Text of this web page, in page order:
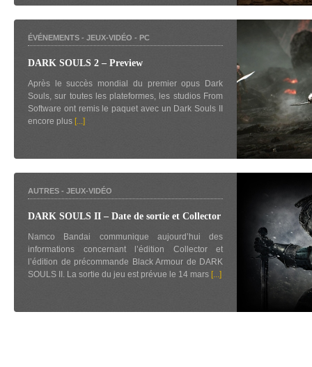
ÉVÉNEMENTS - JEUX-VIDÉO - PC
DARK SOULS 2 – Preview
Après le succès mondial du premier opus Dark
Souls, sur toutes les plateformes, les studios From
Software ont remis le paquet avec un Dark Souls II
encore plus [...]
AUTRES - JEUX-VIDÉO
DARK SOULS II – Date de sortie et Collector
Namco Bandai communique aujourd’hui des
informations concernant l’édition Collector et
l’édition de précommande Black Armour de DARK
SOULS II. La sortie du jeu est prévue le 14 mars [...]